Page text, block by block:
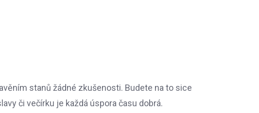
stanů žádné zkušenosti. Budete na to sice
či večírku je každá úspora času dobrá.